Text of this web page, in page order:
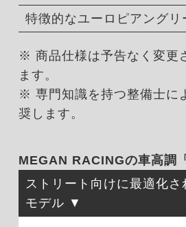
特徴的なユーロピアングリ
※ 商品仕様は予告なく変更
ます。
※ 専門知識を持つ整備士に
奨します。
MEGAN RACINGの車高調
ストリート向けに最適化さ
モデル